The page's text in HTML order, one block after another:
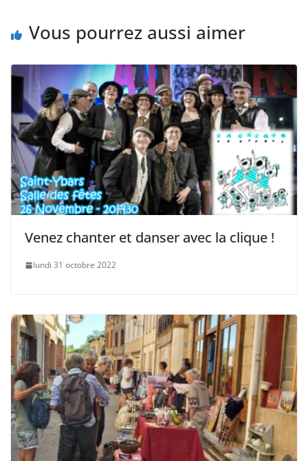
Vous pourrez aussi aimer
Venez chanter et danser avec la clique !
lundi 31 octobre 2022